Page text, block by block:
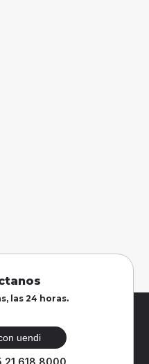
las 24 horas.
uendi
21 618 8000